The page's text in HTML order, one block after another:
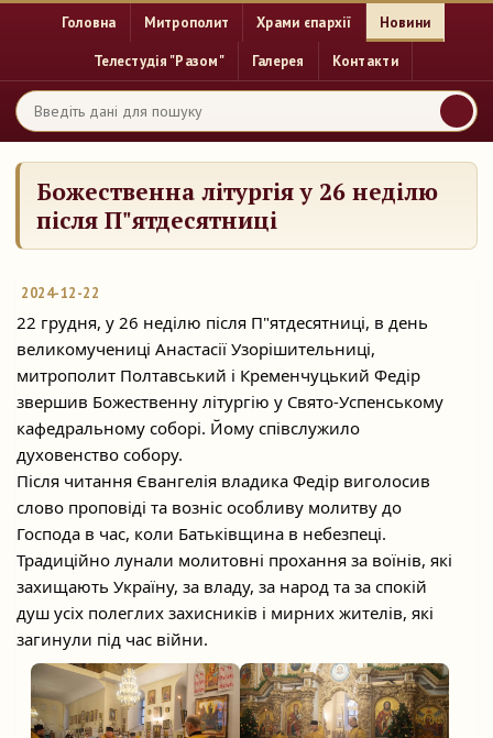
Головна Митрополит Храми єпархії Новини
Телестудія "Разом" Галерея Контакти
Божественна літургія у 26 неділю
після П"ятдесятниці
2024-12-22
22 грудня, у 26 неділю після П"ятдесятниці, в день
великомучениці Анастасії Узорішительниці,
митрополит Полтавський і Кременчуцький Федір
звершив Божественну літургію у Свято-Успенському
кафедральному соборі. Йому співслужило
духовенство собору.
Після читання Євангелія владика Федір виголосив
слово проповіді та возніс особливу молитву до
Господа в час, коли Батьківщина в небезпеці.
Традиційно лунали молитовні прохання за воїнів, які
захищають Україну, за владу, за народ та за спокій
душ усіх полеглих захисників і мирних жителів, які
загинули під час війни.